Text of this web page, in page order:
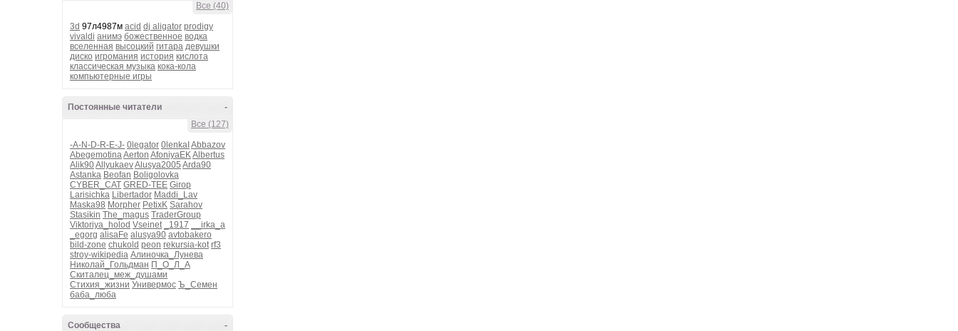
Все (40)
3d 97л4987м acid dj aligator prodigy
vivaldi анимэ божественное водка
вселенная высоцкий гитара девушки
диско игромания история кислота
классическая музыка кока-кола
компьютерные игры
-
Постоянные читатели
Все (127)
-A-N-D-R-E-J- 0legator 0lenkaI Abbazov
AbegemotinaAerton AfoniyaEKAlbertus
Alik90AllyukaevAlusya2005 Arda90
Astanka Beofan Boligolovka
CYBER_CAT GRED-TEE Girop
Larisichka Libertador Maddi_Lav
Maska98 Morpher PetixK Sarahov
Stasikin The_magus TraderGroup
Viktoriya_holod Vseinet _1917
__irka_a
_egorg alisaFe alusya90 avtobakero
bild-zone chukold peon rekursia-kot rf3
stroy-wikipedia Алиночка_Лунева
Николай_Гольдман П_О_Л_А
Скиталец_меж_душами
Стихия_жизни Универмос Ъ_Семен
баба_люба
-
Сообщества